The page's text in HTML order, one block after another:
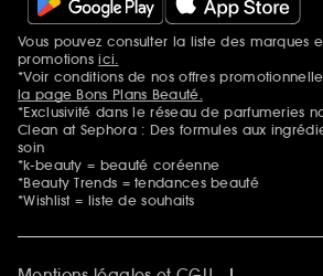
Mentions additionnelles
Vous pouvez consulter la liste des marques
promotionsici.
*Voir conditions de nos offres
la page Bons Plans Beauté.
*Exclusivité dans le réseau de parfumeries
Clean at Sephora : Des formules aux
soin
*k-beauty = beauté coréenne
*Beauty Trends = tendances beauté
*Wishlist = liste de souhaits